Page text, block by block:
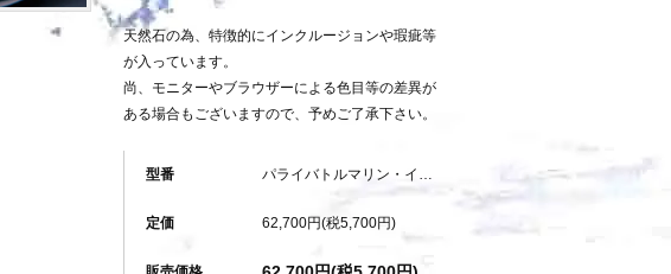
天然石の為、特徴的にインクルージョンや瑕疵等
が入っています。
尚、モニターやブラウザーによる色目等の差異が
ある場合もございますので、予めご了承下さい。
型番 パライバトルマリン・イン・クォーツ：2.77ct
定価 62,700円(税5,700円)